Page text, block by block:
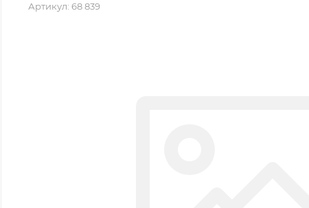
Артикул: 68 839